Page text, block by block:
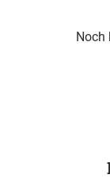
Noch